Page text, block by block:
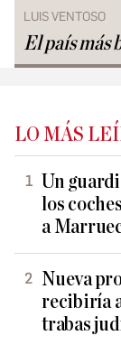
LUIS VENTOSO
El país más
LO MÁS
Un
los
a
Nueva
recibiría
trabas